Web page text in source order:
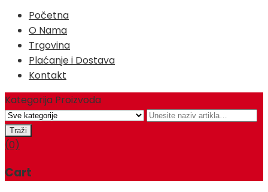
Početna
O Nama
Trgovina
Plaćanje i Dostava
Kontakt
Kategorija Proizvoda
(0)
Cart